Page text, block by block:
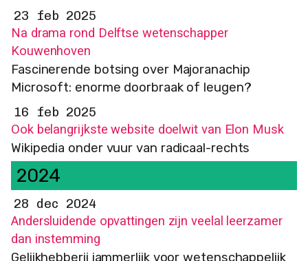
23 feb 2025
Na drama rond Delftse wetenschapper
Kouwenhoven
Fascinerende botsing over Majoranachip
Microsoft: enorme doorbraak of leugen?
16 feb 2025
Ook belangrijkste website doelwit van Elon Musk
Wikipedia onder vuur van radicaal-rechts
2024
28 dec 2024
Andersluidende opvattingen zijn veelal leerzamer
dan instemming
Gelijkhebberij jammerlijk voor wetenschappelijk